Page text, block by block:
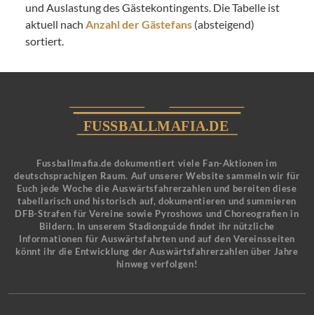
und Auslastung des Gästekontingents. Die Tabelle ist
aktuell nach Anzahl der Gästefans (absteigend)
sortiert.
Fussballmafia.de dokumentiert viele Fan-Aktionen im
deutschsprachigen Raum. Auf unserer Website sammeln wir für
Euch jede Woche die Auswärtsfahrerzahlen und bereiten diese
tabellarisch und historisch auf, dokumentieren und summieren
DFB-Strafen für Vereine sowie Pyroshows und Choreografien in
Bildern. In unserem Stadionguide findet ihr nützliche
Informationen für Auswärtsfahrten und auf den Vereinsseiten
könnt ihr die Entwicklung der Auswärtsfahrerzahlen über Jahre
hinweg verfolgen!